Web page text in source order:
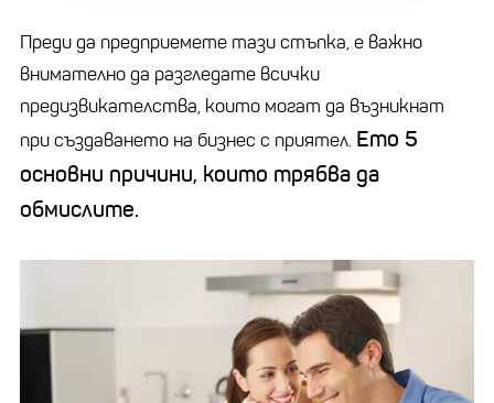
Преди да предприемете тази стъпка, е важно
внимателно да разгледате всички
предизвикателства, които могат да възникнат
при създаването на бизнес с приятел. Ето 5
основни причини, които трябва да
обмислите.